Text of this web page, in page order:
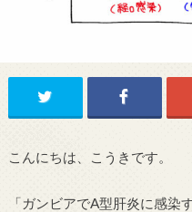
こんにちは、こうきです。
「ガンビアでA型肝炎に感染